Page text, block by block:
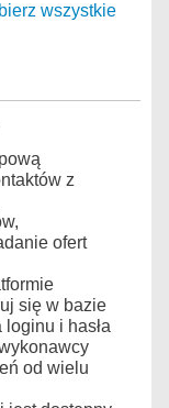
wszystkie
z
ofert
się w bazie
i hasła
od wielu